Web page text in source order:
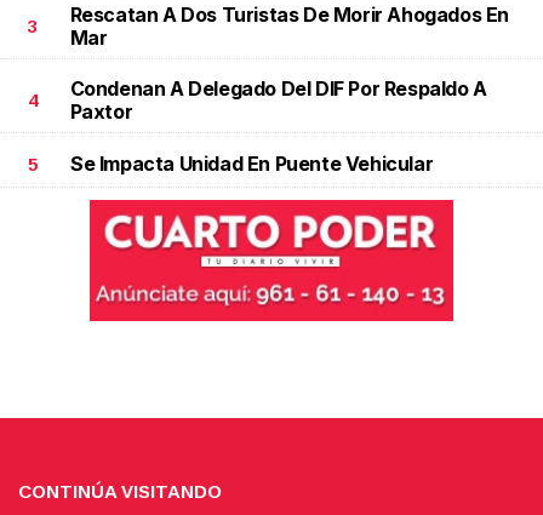
3
Rescatan A Dos Turistas De Morir Ahogados En
Mar
4
Condenan A Delegado Del DIF Por Respaldo A
Paxtor
5 Se Impacta Unidad En Puente Vehicular
CONTINÚA VISITANDO